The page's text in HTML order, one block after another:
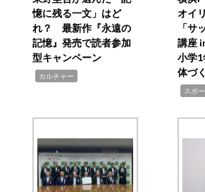
憶に残る一文」はど
れ？ 最新作『永遠の
記憶』発売で読者参加
型キャンペーン
カルチャー
オイ
「サ
講座
小学
体づ
スポ